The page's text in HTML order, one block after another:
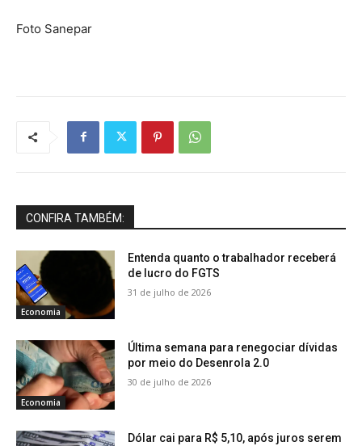
Foto Sanepar
CONFIRA TAMBÉM:
Economia
Entenda quanto o trabalhador receberá
de lucro do FGTS
31 de julho de 2026
Economia
Última semana para renegociar dívidas
por meio do Desenrola 2.0
30 de julho de 2026
Dólar cai para R$ 5,10, após juros serem